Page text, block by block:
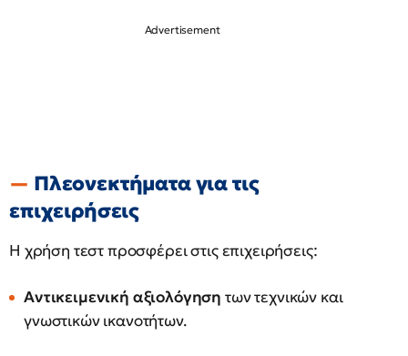
Πλεονεκτήματα για τις
επιχειρήσεις
Η χρήση τεστ προσφέρει στις επιχειρήσεις:
Αντικειμενική αξιολόγηση των τεχνικών και
γνωστικών ικανοτήτων.